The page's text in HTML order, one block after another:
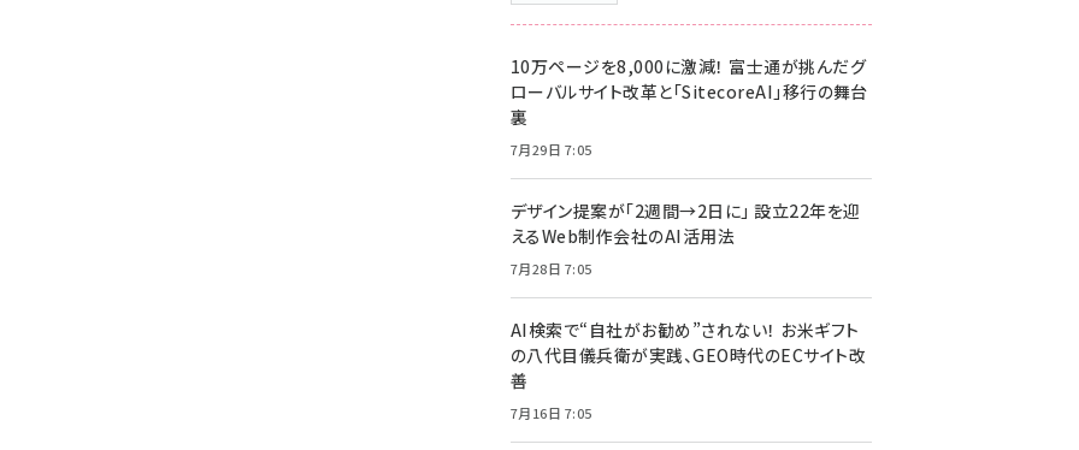
10万ページを8,000に激減！ 富士通が挑んだグ
ローバルサイト改革と「SitecoreAI」移行の舞台
裏
7月29日 7:05
デザイン提案が「2週間→2日に」 設立22年を迎
えるWeb制作会社のAI活用法
7月28日 7:05
AI検索で“自社がお勧め”されない！ お米ギフト
の八代目儀兵衛が実践、GEO時代のECサイト改
善
7月16日 7:05